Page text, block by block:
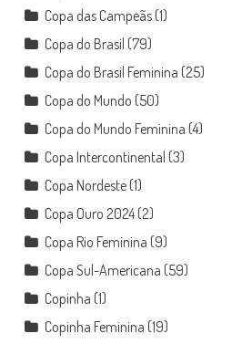
Copa das Campeãs(1)
Copa do Brasil (79)
Copa do Brasil Feminina (25)
Copa do Mundo (50)
Copa do Mundo Feminina (4)
Copa Intercontinental (3)
Copa Nordeste(1)
Copa Ouro 2024(2)
Copa Rio Feminina (9)
Copa Sul-Americana (59)
Copinha (1)
Copinha Feminina (19)